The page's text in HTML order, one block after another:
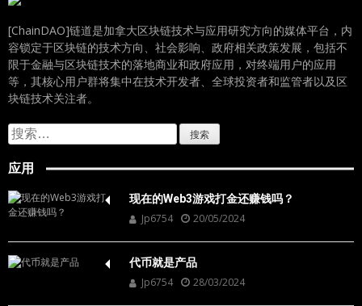
[ChainDAO]链道是加拿大区块链技术与应用研究方向的媒体平台，内
容锁定于区块链的技术方向、社会影响、政府相关政策发展，包括不
限于金融与区块链技术的落地商业和政府应用，对终端用户的应用
等，其核心用户群将集中在技术开发者、全球投资者和监管者以及区
块链技术关注者。
搜
索：
应用
现在的Web3游戏打金还赚钱吗？
Jp6754 20/05/2024
代币就是产品
Jp6754 28/03/2024